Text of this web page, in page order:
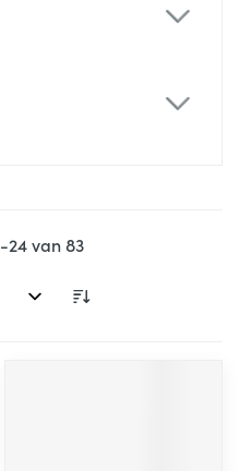
-24van83